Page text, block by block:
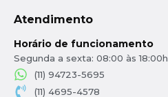
Atendimento
Horário de funcionamento
Segunda a sexta: 08:00 às 18:00h
(11) 94723-5695
(11) 4695-4578